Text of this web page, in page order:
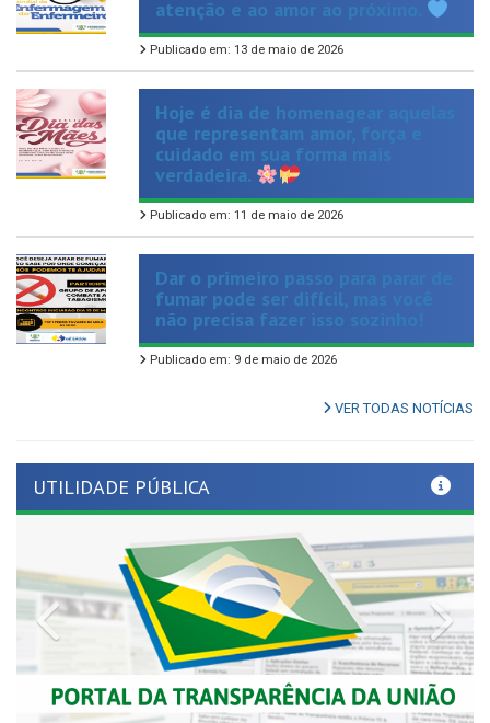
Publicado em: 13 de maio de 2026
Hoje é dia de homenagear aquelas
que representam amor, força e
cuidado em sua forma mais
verdadeira.
Publicado em: 11 de maio de 2026
Dar o primeiro passo para parar de
fumar pode ser difícil, mas você
não precisa fazer isso sozinho!
Publicado em: 9 de maio de 2026
VER TODAS NOTÍCIAS
Previous